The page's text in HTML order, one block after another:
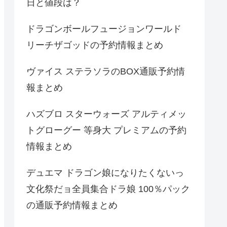
日と値段は？
ドラゴンボールフュージョンワールド
リーチザゴッドの予約情報まとめ
ヴァイス ステラソラのBOX通販予約情
報まとめ
ハズブロ スターウォーズ アルティメッ
トグローグー 等身大 プレミアムの予約
情報まとめ
デュエマ ドラゴン娘になりたくないっ
文化祭だョ全員集合ドラ娘 100％パック
の通販予約情報まとめ